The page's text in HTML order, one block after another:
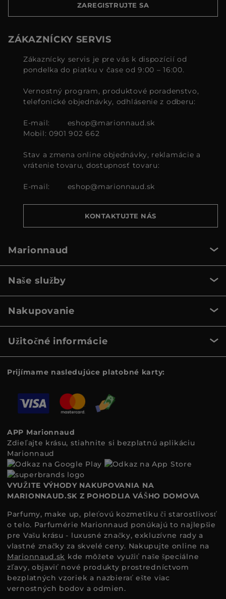
ZAREGISTRUJTE SA
ZÁKAZNÍCKY SERVIS
Zákaznícky servis je pre vás k dispozícií od
pondelka do piatku v čase od 9:00 – 16:00.
Vernostný program, produktové poradenstvo,
telefonické objednávky, odhlásenie z odberu:
E-mail:
eshop@marionnaud.sk
Mobil: 0901 902 662
Stav a zmena online objednávky, reklamácie a
vrátenie tovaru, dostupnosť tovaru:
E-mail: eshop@marionnaud.sk
KONTAKTUJTE NÁS
Marionnaud
Naše služby
Nakupovanie
Užitočné informácie
Prijímame nasledujúce platobné karty:
APP Marionnaud
Zdieľajte krásu, stiahnite si bezplatnú aplikáciu
Marionnaud
VYUŽITE VÝHODY NAKUPOVANIA NA
MARIONNAUD.SK Z POHODLIA VÁŠHO DOMOVA
Parfumy, make up, pleťovú kozmetiku či starostlivosť
o telo. Parfumérie Marionnaud ponúkajú to najlepšie
pre Vašu krásu - luxusné značky, exkluzívne rady a
vlastné značky za skvelé ceny. Nakupujte online na
Marionnaud.sk kde môžete využiť naše špeciálne
zľavy, objaviť nové produkty prostredníctvom
bezplatných vzoriek a nazbierať ešte viac
vernostných bodov a odmien.